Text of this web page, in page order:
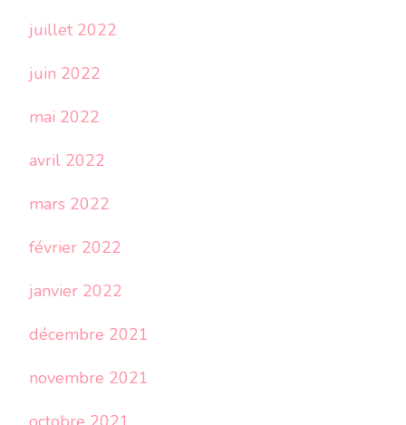
juillet 2022
juin 2022
mai 2022
avril 2022
mars 2022
février 2022
janvier 2022
décembre 2021
novembre 2021